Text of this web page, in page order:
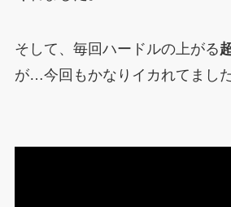
そして、毎回ハードルの上がる
が…今回もかなりイカれてました